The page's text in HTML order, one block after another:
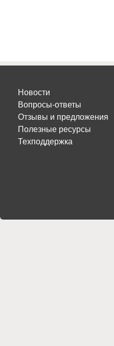
Новости
Вопросы-ответы
Отзывы и предложения
Полезные ресурсы
Техподдержка